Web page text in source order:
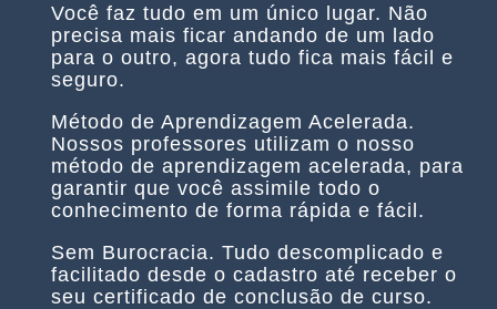
Você faz tudo em um único lugar. Não
precisa mais ficar andando de um lado
para o outro, agora tudo fica mais fácil e
seguro.
Método de Aprendizagem Acelerada.
Nossos professores utilizam o nosso
método de aprendizagem acelerada, para
garantir que você assimile todo o
conhecimento de forma rápida e fácil.
Sem Burocracia. Tudo descomplicado e
facilitado desde o cadastro até receber o
seu certificado de conclusão de curso.